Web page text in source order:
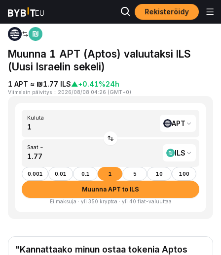
Rekisteröidy
Koti APT to ILS
Muunna 1 APT (Aptos) valuutaksi ILS
(Uusi Israelin sekeli)
1 APT ≈ ₪1.77 ILS▲+0.41%24h
Viimeisin päivitys ： 2026/08/08 04:26 (GMT+0)
Kuluta
APT
Saat ~
ILS
0.001 0.01 0.1 1 5 10 100
Muunna APT to ILS
Ei maksuja · yli 350 kryptoa · yli 40 fiat-valuuttaa
"Kannattaako minun ostaa tokenia Aptos